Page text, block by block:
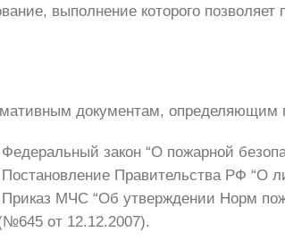
выполнение которого позволяет
документам, определяющим
Федеральный закон “О пожарной
Постановление Правительства РФ “О
Приказ МЧС “Об утверждении Норм
от 12.12.2007).